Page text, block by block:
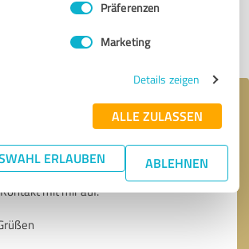
Präferenzen
Marketing
Details zeigen
ALLE ZULASSEN
ERLAUBEN ABLEHNEN
Profil teilen
an Reko Umzüge GmbH